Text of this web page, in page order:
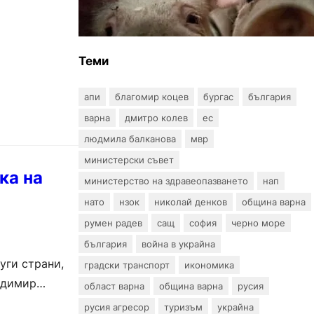
на
страни,
африканска чума по свинете в
стопанство край Варна
Теми
апи благомир коцев бургас
българия
варна
дмитро колев
ес
людмила балканова
мвр
министерски съвет
министерство на здравеопазването
нап
нато
нзок николай денков
община варна
румен радев
сащ софия
черно море
българия
война в украйна
градски транспорт
икономика
област варна
община варна
русия
русия агресор
туризъм украйна